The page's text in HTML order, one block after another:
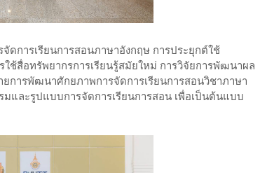
การเรียนการสอนภาษาอังกฤษ การประยุกต์ใช้
ช้สื่อทรัพยากรการเรียนรู้สมัยใหม่ การวิจัยการพัฒนาผล
ยการพัฒนาศักยภาพการจัดการเรียนการสอนวิชาภาษา
และรูปแบบการจัดการเรียนการสอน เพื่อเป็นต้นแบบ